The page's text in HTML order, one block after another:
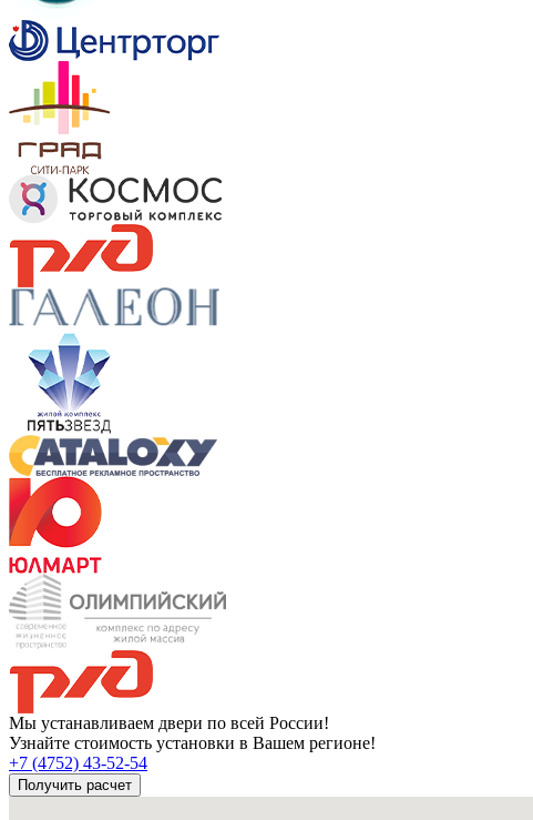
Мы устанавливаем двери по всей России!
Узнайте стоимость установки в Вашем регионе!
+7 (4752) 43-52-54
Получить расчет